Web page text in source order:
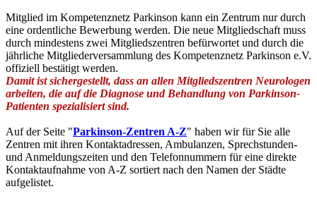
Mitglied im Kompetenznetz Parkinson kann ein Zentrum nur durch
eine ordentliche Bewerbung werden. Die neue Mitgliedschaft muss
durch mindestens zwei Mitgliedszentren befürwortet und durch die
jährliche Mitgliederversammlung des Kompetenznetz Parkinson e.V.
offiziell bestätigt werden.
Damit ist sichergestellt, dass an allen Mitgliedszentren Neurologen
arbeiten, die auf die Diagnose und Behandlung von Parkinson-
Patienten spezialisiert sind.
Auf der Seite "Parkinson-Zentren A-Z" haben wir für Sie alle
Zentren mit ihren Kontaktadressen, Ambulanzen, Sprechstunden-
und Anmeldungszeiten und den Telefonnummern für eine direkte
Kontaktaufnahme von A-Z sortiert nach den Namen der Städte
aufgelistet.